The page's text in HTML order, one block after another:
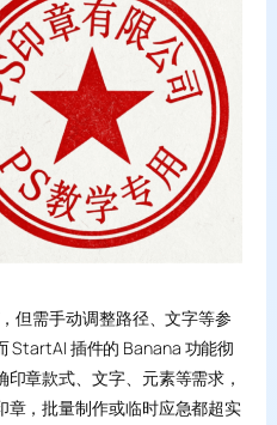
但需手动调整路径、文字等参
StartAI 插件的 Banana 功能彻
章款式、文字、元素等需求，
，批量制作或临时应急都超实